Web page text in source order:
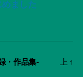
ました
・作品集-
上 ↑